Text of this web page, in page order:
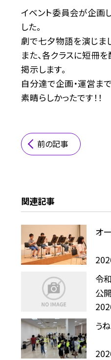
イベント委員会が企画
した。
劇で七夕物語を演じま
また、各クラスに短冊
掲示します。
自分達で企画・運営ま
素晴らしかったです！！
前の記事
関連記事
オ
令
公
う